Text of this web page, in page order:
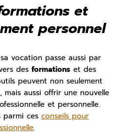
et
personnel
vocation passe aussi par
des formations et des
peuvent non seulement
mais aussi offrir une nouvelle
et personnelle.
parmi ces conseils pour
.